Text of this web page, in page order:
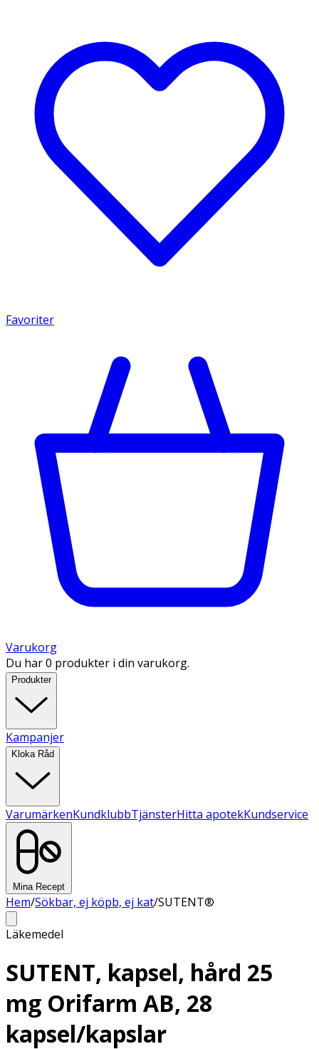
Favoriter
Varukorg
Du har 0 produkter i din varukorg.
Produkter
Kampanjer
Kloka Råd
VarumärkenKundklubbTjänsterHitta apotekKundservice
Mina Recept
Hem/Sökbar, ej köpb, ej kat/SUTENT®
Läkemedel
SUTENT, kapsel, hård 25
mg Orifarm AB, 28
kapsel/kapslar